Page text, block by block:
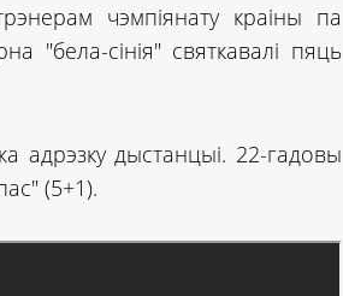
чэмпіянату краіны па
"бела-сінія" святкавалі пяць
дыстанцыі. 22-гадовы
(5+1).